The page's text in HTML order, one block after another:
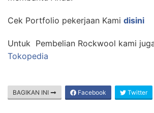
Cek Portfolio pekerjaan Kami disini
Untuk Pembelian Rockwool kami
Tokopedia
BAGIKAN INI Facebook Twitter